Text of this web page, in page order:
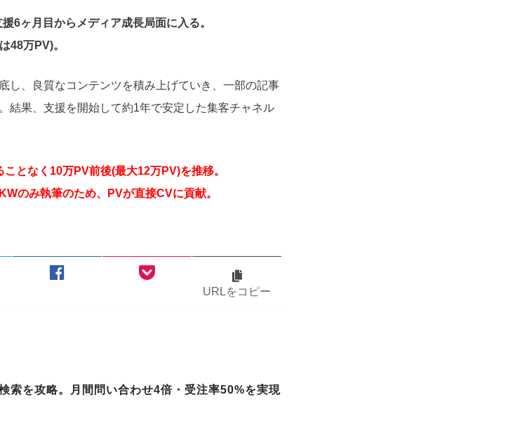
6ヶ月目からメディア成長局面に入る。
48万PV)。
し、良質なコンテンツを積み上げていき、一部の記事
結果、支援を開始して約1年で安定した集客チャネル
となく10万PV前後(最大12万PV)を推移。
のみ執筆のため、PVが直接CVに貢献。
URLをコピー
索を攻略。月間問い合わせ4倍・受注率50%を実現